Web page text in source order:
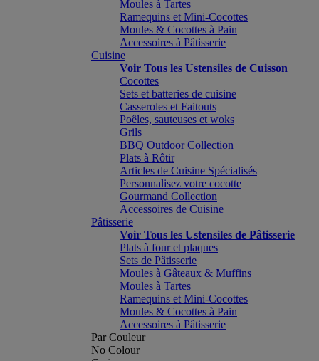
Moules à Tartes
Ramequins et Mini-Cocottes
Moules & Cocottes à Pain
Accessoires à Pâtisserie
Cuisine
Voir Tous les Ustensiles de Cuisson
Cocottes
Sets et batteries de cuisine
Casseroles et Faitouts
Poêles, sauteuses et woks
Grils
BBQ Outdoor Collection
Plats à Rôtir
Articles de Cuisine Spécialisés
Personnalisez votre cocotte
Gourmand Collection
Accessoires de Cuisine
Pâtisserie
Voir Tous les Ustensiles de Pâtisserie
Plats à four et plaques
Sets de Pâtisserie
Moules à Gâteaux & Muffins
Moules à Tartes
Ramequins et Mini-Cocottes
Moules & Cocottes à Pain
Accessoires à Pâtisserie
Par Couleur
No Colour